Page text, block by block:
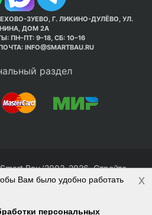
ЗУЕВО, Г. ЛИКИНО-ДУЛЁВО, УЛ.
ДОМ 2А
ПН–ПТ: 9–18, СБ: 10–16
INFO@SMARTBAU.RU
раздел
Bau ’2003-2026. Стройте
с 1-го раза.
персональных данных
Вам было удобно работать
персональных
x